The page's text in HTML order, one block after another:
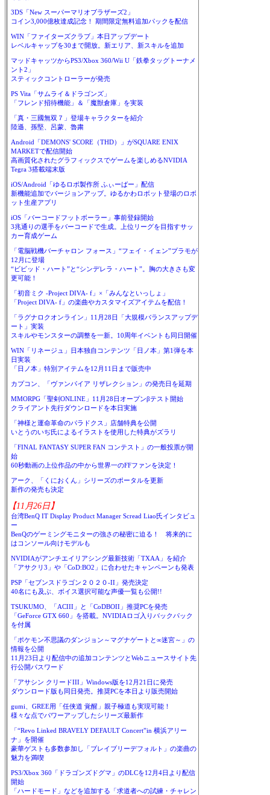
3DS「New スーパーマリオブラザーズ2」
コイン3,000億枚達成記念！ 期間限定無料追加パックを配信
WIN「ファイターズクラブ」本日アップデート
レベルキャップを30まで開放。新エリア、新スキルを追加
マッドキャッツからPS3/Xbox 360/Wii U「鉄拳タッグトーナメ
ント2」
スティックコントローラーが発売
PS Vita「サムライ＆ドラゴンズ」
「フレンド招待機能」＆「魔獣倉庫」を実装
「真・三國無双７」登場キャラクターを紹介
陸遜、孫堅、呂蒙、魯粛
Android「DEMONS' SCORE（THD）」がSQUARE ENIX
MARKETで配信開始
高画質化されたグラフィックスでゲームを楽しめるNVIDIA
Tegra 3搭載端末版
iOS/Android「ゆるロボ製作所 ふぃーばー」配信
新機能追加でバージョンアップ。ゆるかわロボット登場のロボ
ット生産アプリ
iOS「バーコードフットボーラー」事前登録開始
3兆通りの選手をバーコードで生成。上位リーグを目指すサッ
カー育成ゲーム
「電脳戦機バーチャロン フォース」“フェイ・イェン”プラモが
12月に登場
“ビビッド・ハート”と“シンデレラ・ハート”。胸の大きさも変
更可能！
「初音ミク -Project DIVA- f」×「みんなといっしょ」
「Project DIVA- f」の楽曲やカスタマイズアイテムを配信！
「ラグナロクオンライン」11月28日「大規模バランスアップデ
ート」実装
スキルやモンスターの調整を一新。10周年イベントも同日開催
WIN「リネージュ」日本独自コンテンツ「日ノ本」第1弾を本
日実装
「日ノ本」特別アイテムを12月11日まで販売中
カプコン、「ヴァンパイア リザレクション」の発売日を延期
MMORPG「聖剣ONLINE」11月28日オープンβテスト開始
クライアント先行ダウンロードを本日実施
「神様と運命革命のパラドクス」店舗特典を公開
いとうのいぢ氏によるイラストを使用した特典がズラリ
「FINAL FANTASY SUPER FAN コンテスト」の一般投票が開
始
60秒動画の上位作品の中から世界一のFFファンを決定！
アーク、「くにおくん」シリーズのポータルを更新
新作の発売も決定
【11月26日】
台湾BenQ IT Display Product Manager Scread Liao氏インタビュ
ー
BenQのゲーミングモニターの強さの秘密に迫る！ 将来的に
はコンソール向けモデルも
NVIDIAがアンチエイリアシング最新技術「TXAA」を紹介
「アサクリ3」や「CoD:BO2」に合わせたキャンペーンも発表
PSP「セブンスドラゴン２０２０-II」発売決定
40名にも及ぶ、ボイス選択可能な声優一覧も公開!!
TSUKUMO、「ACIII」と「CoDBOII」推奨PCを発売
「GeForce GTX 660」を搭載。NVIDIAロゴ入りバックパック
を付属
「ポケモン不思議のダンジョン～マグナゲートと∞迷宮～」の
情報を公開
11月23日より配信中の追加コンテンツとWebニュースサイト先
行公開パスワード
「アサシン クリードIII」Windows版を12月21日に発売
ダウンロード版も同日発売。推奨PCを本日より販売開始
gumi、GREE用「任侠道 覚醒」親子極道も実現可能！
様々な点でパワーアップしたシリーズ最新作
「“Revo Linked BRAVELY DEFAULT Concert”in 横浜アリー
ナ」を開催
豪華ゲストも多数参加し「ブレイブリーデフォルト」の楽曲の
魅力を満喫
PS3/Xbox 360「ドラゴンズドグマ」のDLCを12月4日より配信
開始
「ハードモード」などを追加する「求道者への試練・チャレン